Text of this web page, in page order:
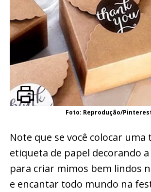
Foto: Reprodução/
Note que se você colocar uma
etiqueta de papel decorando a
para criar mimos bem lindos
e encantar todo mundo na